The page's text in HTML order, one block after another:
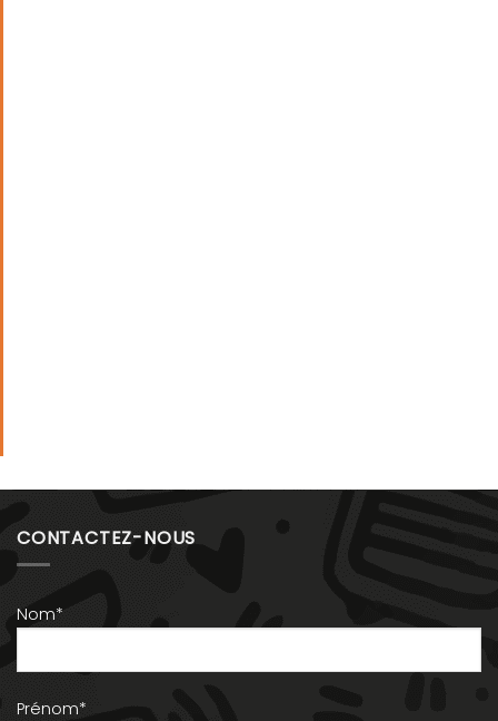
CONTACTEZ-NOUS
Nom*
Prénom*